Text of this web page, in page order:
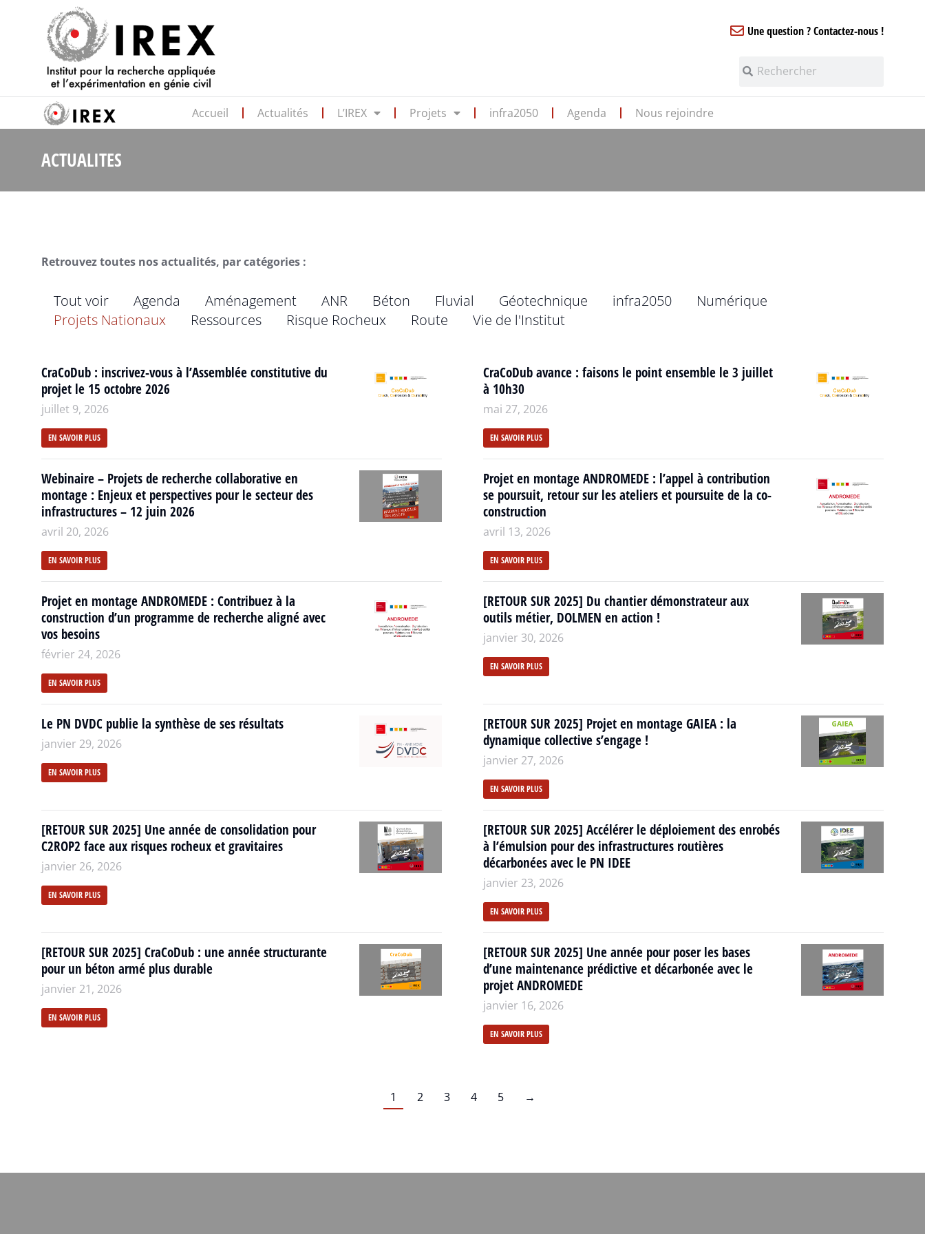
Une question ? Contactez-nous !
Accueil Actualités L’IREX Projets infra2050 Agenda Nous rejoindre
ACTUALITES
Retrouvez toutes nos actualités, par catégories :
Tout voir Agenda Aménagement ANR Béton Fluvial Géotechnique infra2050
Numérique
Projets Nationaux
Ressources Risque Rocheux Route Vie de l'Institut
CraCoDub : inscrivez-vous à l’Assemblée constitutive du
projet le 15 octobre 2026
juillet 9, 2026
EN SAVOIR PLUS
CraCoDub avance : faisons le point ensemble le 3 juillet
à 10h30
mai 27, 2026
EN SAVOIR PLUS
Webinaire – Projets de recherche collaborative en
montage : Enjeux et perspectives pour le secteur des
infrastructures – 12 juin 2026
avril 20, 2026
EN SAVOIR PLUS
Projet en montage ANDROMEDE : l’appel à contribution
se poursuit, retour sur les ateliers et poursuite de la co-
construction
avril 13, 2026
EN SAVOIR PLUS
Projet en montage ANDROMEDE : Contribuez à la
construction d’un programme de recherche aligné avec
vos besoins
février 24, 2026
EN SAVOIR PLUS
[RETOUR SUR 2025] Du chantier démonstrateur aux
outils métier, DOLMEN en action !
janvier 30, 2026
EN SAVOIR PLUS
Le PN DVDC publie la synthèse de ses résultats
janvier 29, 2026
EN SAVOIR PLUS
[RETOUR SUR 2025] Projet en montage GAIEA : la
dynamique collective s’engage !
janvier 27, 2026
EN SAVOIR PLUS
[RETOUR SUR 2025] Une année de consolidation pour
C2ROP2 face aux risques rocheux et gravitaires
janvier 26, 2026
EN SAVOIR PLUS
[RETOUR SUR 2025] Accélérer le déploiement des enrobés
à l’émulsion pour des infrastructures routières
décarbonées avec le PN IDEE
janvier 23, 2026
EN SAVOIR PLUS
[RETOUR SUR 2025] CraCoDub : une année structurante
pour un béton armé plus durable
janvier 21, 2026
EN SAVOIR PLUS
[RETOUR SUR 2025] Une année pour poser les bases
d’une maintenance prédictive et décarbonée avec le
projet ANDROMEDE
janvier 16, 2026
EN SAVOIR PLUS
1 2 3 4 5 →